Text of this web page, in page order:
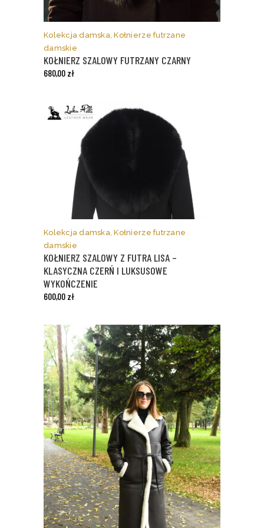
produkt
wiele
wariantów.
Opcje
stronie
Kolekcja damska,Kołnierze futrzane
damskie
KOŁNIERZ SZALOWY FUTRZANY CZARNY
680,00 zł
Kolekcja damska,Kołnierze futrzane
damskie
KOŁNIERZ SZALOWY Z FUTRA LISA –
KLASYCZNA CZERŃ I LUKSUSOWE
WYKOŃCZENIE
600,00 zł